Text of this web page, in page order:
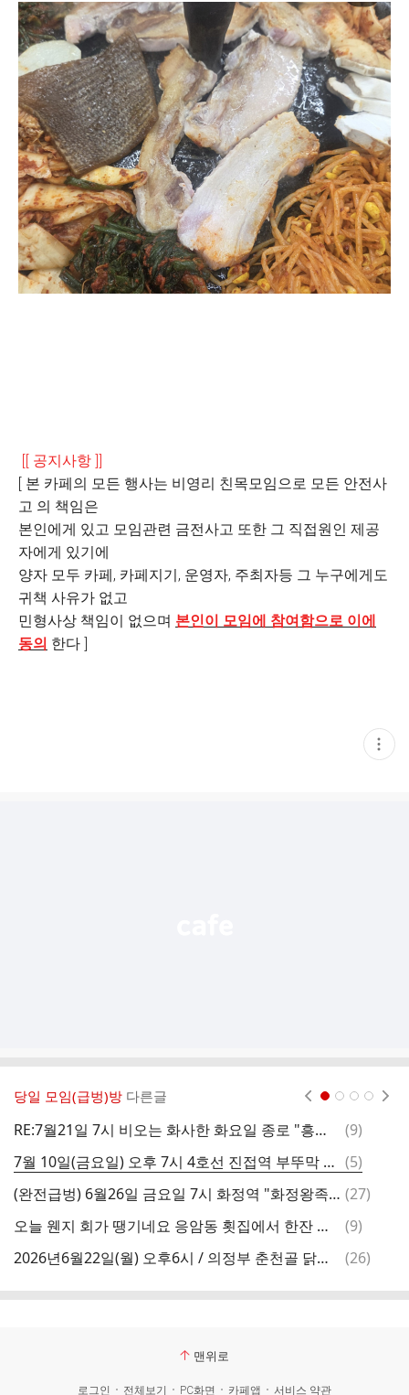
[[ 공지사항 ]]
[ 본 카페의 모든 행사는 비영리 친목모임으로 모든 안전사
고 의 책임은
본인에게 있고 모임관련 금전사고 또한 그 직접원인 제공
자에게 있기에
양자 모두 카페, 카페지기, 운영자, 주최자등 그 누구에게도
귀책 사유가 없고
민형사상 책임이 없으며 본인이 모임에 참여함으로 이에
동의 한다 ]
현
재
당일 모임(급벙)방 다른글
RE:7월21일 7시 비오는 화사한 화요일 종로 "흥부랑제비랑"에서 "꽃피는산골"로 변경~*^^*
댓
(9)
7월 10일(금요일) 오후 7시 4호선 진접역 부뚜막 솥뚜껑점 에서 고기 먹어요. 댓
글
(5)
(완전급벙) 6월26일 금요일 7시 화정역 "화정왕족발 본점" 댓
(27)
오늘 웬지 회가 땡기네요 응암동 횟집에서 한잔 하실분~~~~~~ 7시 모임 (장소변경)
댓
(9)
2026년6월22일(월) 오후6시 / 의정부 춘천골 닭갈비 (급벙)
댓
(26)
맨위로
로그인 전체보기 PC화면 카페앱 서비스 약관